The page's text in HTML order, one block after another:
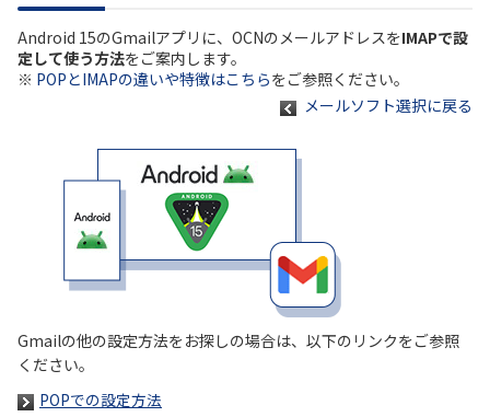
サービス名から探す
よくあるご質問
各種ダウンロード
お問い合わせ
お知らせ
Android 15のGmailアプリに、OCNのメールアドレスをIMAPで設
定して使う方法をご案内します。
※ POPとIMAPの違いや特徴はこちらをご参照ください。
メールソフト選択に戻る
Gmailの他の設定方法をお探しの場合は、以下のリンクをご参照
ください。
POPでの設定方法